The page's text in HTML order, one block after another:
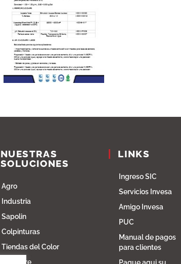
NUESTRAS
SOLUCIONES
Agro
Industria
Sapolin
Colpinturas
Tiendas del Color
Fibratore
LINKS
Ingreso SIC
Servicios Invesa
Amigo Invesa
PUC
Manual de pagos
para clientes